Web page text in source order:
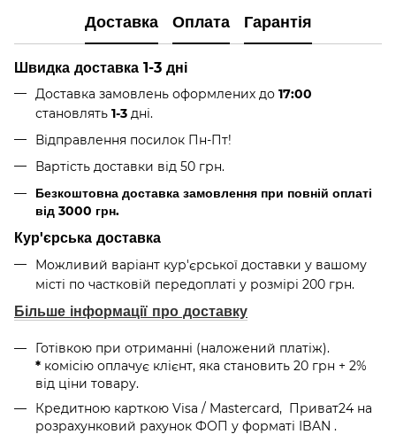
Доставка Оплата Гарантія
Швидка доставка 1-3 дні
Доставка замовлень оформлених до 17:00
становлять 1-3 дні.
Відправлення посилок Пн-Пт!
Вартість доставки від 50 грн.
Безкоштовна доставка замовлення при повній оплаті
від 3000 грн.
Кур'єрська доставка
Можливий варіант кур'єрської доставки у вашому
місті по частковій передоплаті у розмірі 200 грн.
Більше інформації про доставку
Готівкою при отриманні (наложений платіж).
* комісію оплачує клієнт, яка становить 20 грн + 2%
від ціни товару.
Кредитною карткою Visa / Mastercard, Приват24 на
розрахунковий рахунок ФОП у форматі IBAN .